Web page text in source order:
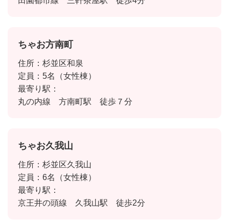
ちゃお方南町
住所：杉並区和泉
定員：5名（女性棟）
最寄り駅：
丸の内線 方南町駅 徒歩７分
ちゃお久我山
住所：杉並区久我山
定員：6名（女性棟）
最寄り駅：
京王井の頭線 久我山駅 徒歩2分